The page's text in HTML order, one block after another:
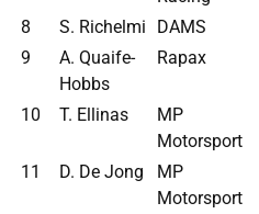
8 S. Richelmi DAMS
9
A. Quaife-
Hobbs
Rapax
10 T. Ellinas
MP
Motorsport
11 D. De Jong
MP
Motorsport